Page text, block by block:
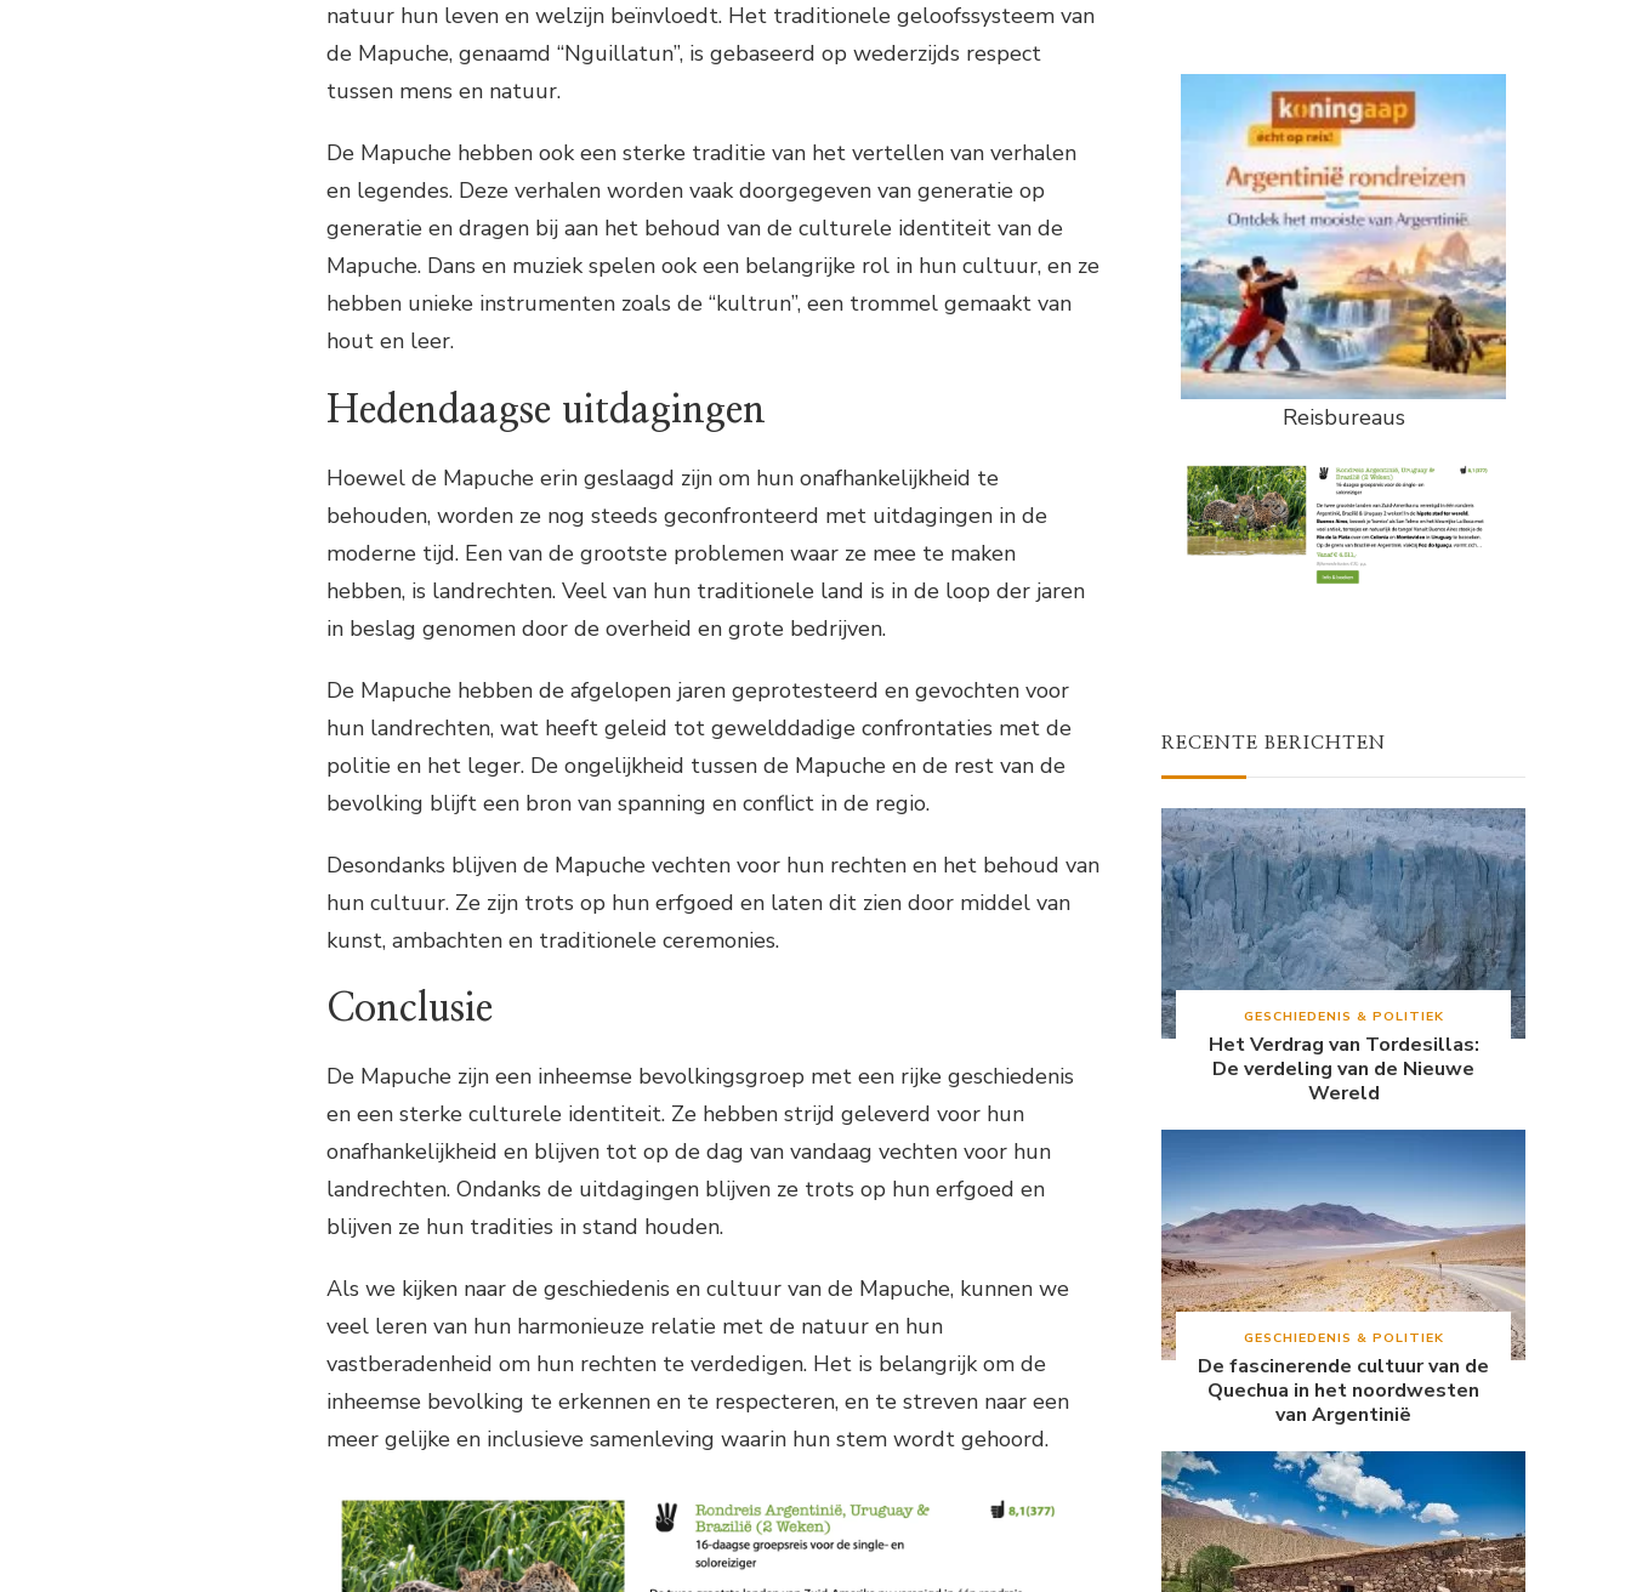
natuur hun leven en welzijn beïnvloedt. Het traditionele geloofssysteem van
de Mapuche, genaamd “Nguillatun”, is gebaseerd op wederzijds respect
tussen mens en natuur.
De Mapuche hebben ook een sterke traditie van het vertellen van verhalen
en legendes. Deze verhalen worden vaak doorgegeven van generatie op
generatie en dragen bij aan het behoud van de culturele identiteit van de
Mapuche. Dans en muziek spelen ook een belangrijke rol in hun cultuur, en ze
hebben unieke instrumenten zoals de “kultrun”, een trommel gemaakt van
hout en leer.
Hedendaagse uitdagingen
Hoewel de Mapuche erin geslaagd zijn om hun onafhankelijkheid te
behouden, worden ze nog steeds geconfronteerd met uitdagingen in de
moderne tijd. Een van de grootste problemen waar ze mee te maken
hebben, is landrechten. Veel van hun traditionele land is in de loop der jaren
in beslag genomen door de overheid en grote bedrijven.
De Mapuche hebben de afgelopen jaren geprotesteerd en gevochten voor
hun landrechten, wat heeft geleid tot gewelddadige confrontaties met de
politie en het leger. De ongelijkheid tussen de Mapuche en de rest van de
bevolking blijft een bron van spanning en conflict in de regio.
Desondanks blijven de Mapuche vechten voor hun rechten en het behoud van
hun cultuur. Ze zijn trots op hun erfgoed en laten dit zien door middel van
kunst, ambachten en traditionele ceremonies.
Conclusie
De Mapuche zijn een inheemse bevolkingsgroep met een rijke geschiedenis
en een sterke culturele identiteit. Ze hebben strijd geleverd voor hun
onafhankelijkheid en blijven tot op de dag van vandaag vechten voor hun
landrechten. Ondanks de uitdagingen blijven ze trots op hun erfgoed en
blijven ze hun tradities in stand houden.
Als we kijken naar de geschiedenis en cultuur van de Mapuche, kunnen we
veel leren van hun harmonieuze relatie met de natuur en hun
vastberadenheid om hun rechten te verdedigen. Het is belangrijk om de
inheemse bevolking te erkennen en te respecteren, en te streven naar een
meer gelijke en inclusieve samenleving waarin hun stem wordt gehoord.
Reisbureaus
RECENTE BERICHTEN
GESCHIEDENIS & POLITIEK
Het Verdrag van Tordesillas:
De verdeling van de Nieuwe
Wereld
GESCHIEDENIS & POLITIEK
De fascinerende cultuur van de
Quechua in het noordwesten
van Argentinië